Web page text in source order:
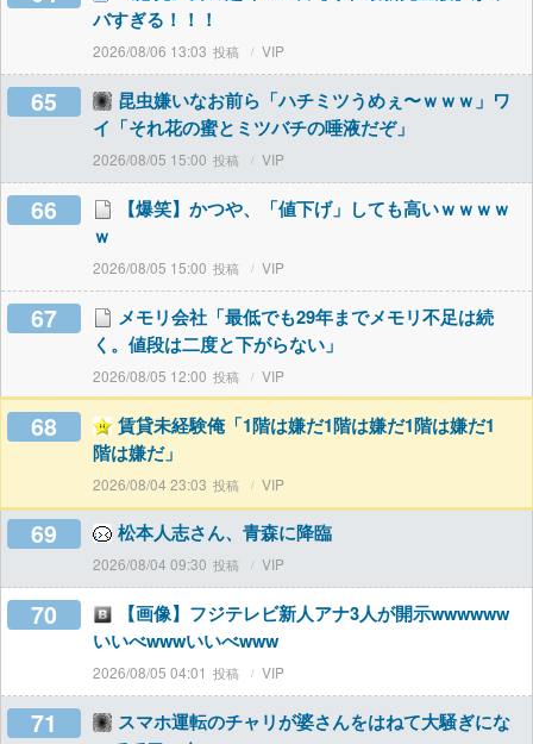
バすぎる！！！
2026/08/06 13:03 VIP
65
昆虫嫌いなお前ら「ハチミツうめぇ〜ｗｗｗ」ワ
イ「それ花の蜜とミツバチの唾液だぞ」
2026/08/05 15:00 VIP
66
【爆笑】かつや、「値下げ」しても高いｗｗｗｗ
ｗ
2026/08/05 15:00 VIP
67
メモリ会社「最低でも29年までメモリ不足は続
く。値段は二度と下がらない」
2026/08/05 12:00 VIP
68
賃貸未経験俺「1階は嫌だ1階は嫌だ1階は嫌だ1
階は嫌だ」
2026/08/04 23:03 VIP
69 松本人志さん、青森に降臨
2026/08/04 09:30 VIP
70
【画像】フジテレビ新人アナ3人が開示wwwwww
いいべwwwいいべwww
2026/08/05 04:01 VIP
71
スマホ運転のチャリが婆さんをはねて大騒ぎにな